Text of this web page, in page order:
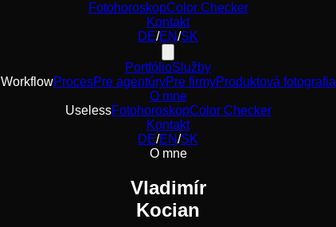
FotohoroskopColor Checker
Kontakt
DE/EN/SK
PortfólioSlužby
WorkflowProcesPre agentúryPre firmyProduktová fotografia
O mne
UselessFotohoroskopColor Checker
Kontakt
DE/EN/SK
O mne
Vladimír
Kocian